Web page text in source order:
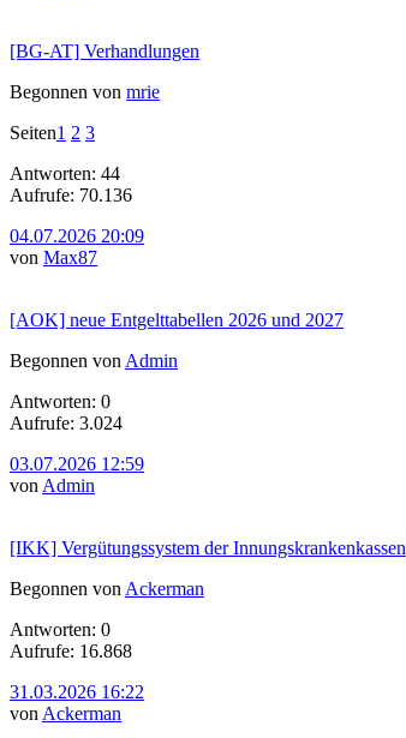
[BG-AT] Verhandlungen
Begonnen von mrie
Seiten1 2 3
Antworten: 44
Aufrufe: 70.136
04.07.2026 20:09
von Max87
[AOK] neue Entgelttabellen 2026 und 2027
Begonnen von Admin
Antworten: 0
Aufrufe: 3.024
03.07.2026 12:59
von Admin
[IKK] Vergütungssystem der Innungskrankenkassen
Begonnen von Ackerman
Antworten: 0
Aufrufe: 16.868
31.03.2026 16:22
von Ackerman